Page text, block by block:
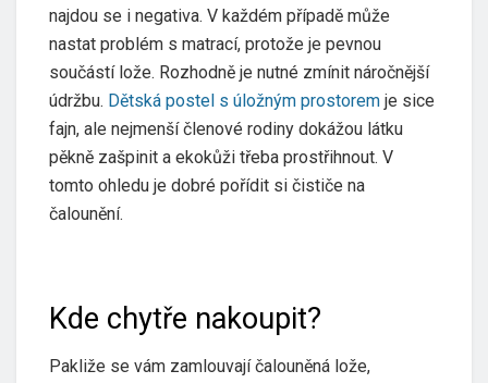
najdou se i negativa. V každém případě může
nastat problém s matrací, protože je pevnou
součástí lože. Rozhodně je nutné zmínit náročnější
údržbu. Dětská postel s úložným prostorem je sice
fajn, ale nejmenší členové rodiny dokážou látku
pěkně zašpinit a ekokůži třeba prostřihnout. V
tomto ohledu je dobré pořídit si čističe na
čalounění.
Kde chytře nakoupit?
Pakliže se vám zamlouvají čalouněná lože,